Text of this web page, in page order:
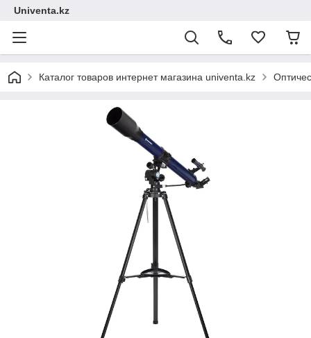
Univenta.kz
Каталог товаров интернет магазина univenta.kz